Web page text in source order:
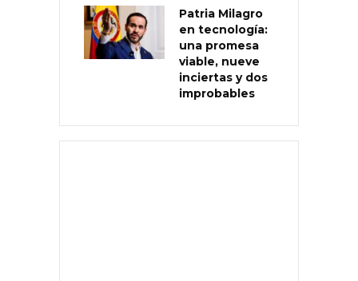
Patria Milagro
en tecnología:
una promesa
viable, nueve
inciertas y dos
improbables